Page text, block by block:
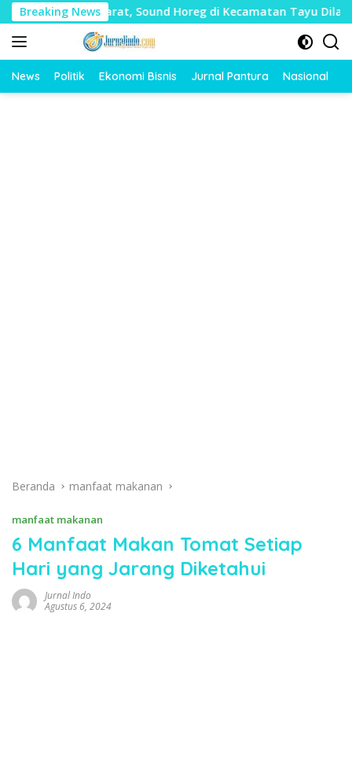
Langsung
ke
konten
Breaking News
Mudharat, Sound Horeg di Kecamatan Tayu Dilarang
News Politik Ekonomi Bisnis Jurnal Pantura Nasional
Beranda manfaat makanan
manfaat makanan
6 Manfaat Makan Tomat Setiap
Hari yang Jarang Diketahui
Jurnal Indo
Agustus 6, 2024